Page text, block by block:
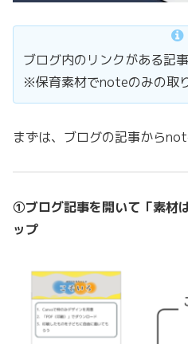
ブログ内のリンクがある記
※保育素材でnoteのみの取
まずは、ブログの記事から
①ブログ記事を開いて「素材
ップ